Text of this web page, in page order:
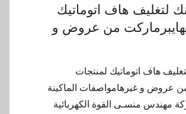
لتغليف هاف اتوماتيك
من عروض و
هاف اتوماتيك لمنتجات
عروض و غيرهامواصفات الماكينة
107 ماركة مهندس منسـى القوة الكهربائية